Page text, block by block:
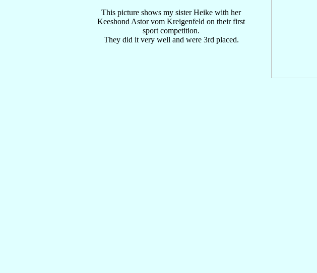
This picture shows my sister Heike with her
Keeshond Astor vom Kreigenfeld on their first
sport competition.
They did it very well and were 3rd placed.